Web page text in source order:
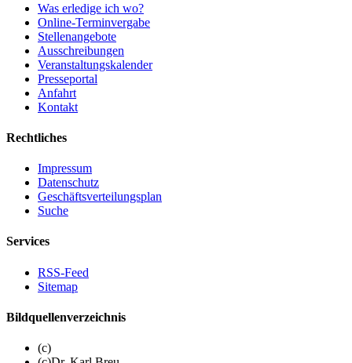
Was erledige ich wo?
Online-Terminvergabe
Stellenangebote
Ausschreibungen
Veranstaltungskalender
Presseportal
Anfahrt
Kontakt
Rechtliches
Impressum
Datenschutz
Geschäftsverteilungsplan
Suche
Services
RSS-Feed
Sitemap
Bildquellenverzeichnis
(c)